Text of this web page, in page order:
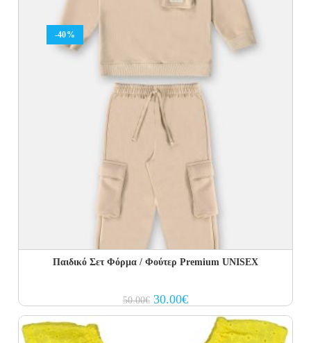
-40%
Παιδικό Σετ Φόρμα / Φούτερ Premium UNISEX
50.00€ Original
price
was:
30.00€Current
price
is:
30.00€.